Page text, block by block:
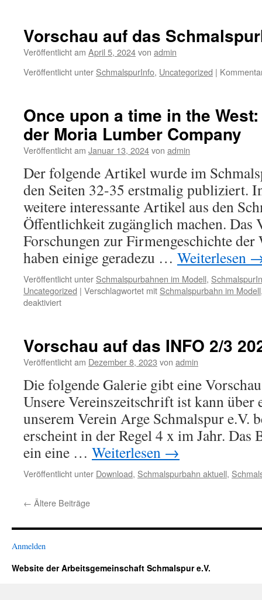
SCHMALSPUR-
Vorschau auf das
Veröffentlicht am April 5, 2024von admin
Veröffentlicht unter SchmalspurInfo, Uncategorized |
Once upon a time in the
der Moria Lumber Company
Veröffentlicht am Januar 13, 2024von admin
Der folgende Artikel wurde im
den Seiten 32-35 erstmalig publiziert.
weitere interessante Artikel aus den
Öffentlichkeit zugänglich machen. Das
Forschungen zur Firmengeschichte
haben einige geradezu … Weiterlesen
Veröffentlicht unter Schmalspurbahnen im Modell,
Uncategorized | Verschlagwortet mit Schmalspurbahn im Modell
deaktiviertfür
time
in
West:
Der
Motor
Car
#1
der
Moria
Company
Vorschau auf das INFO 2/3
Veröffentlicht am Dezember 8, 2023 von admin
Die folgende Galerie gibt eine
Unsere Vereinszeitschrift ist kann
unserem Verein Arge Schmalspur e.V.
erscheint in der Regel 4 x im Jahr.
ein eine … Weiterlesen →
Veröffentlicht unter Download, Schmalspurbahn aktuell,
← Ältere Beiträge
Anmelden
Website der Arbeitsgemeinschaft Schmalspur e.V.